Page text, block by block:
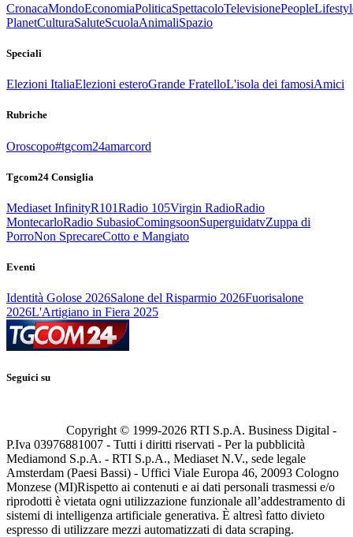
CronacaMondoEconomiaPoliticaSpettacoloTelevisionePeople
PlanetCulturaSaluteScuolaAnimaliSpazio
Speciali
Elezioni ItaliaElezioni esteroGrande FratelloL'isola dei famosiAmici
Rubriche
Oroscopo#tgcom24amarcord
Tgcom24 Consiglia
Mediaset InfinityR101Radio 105Virgin RadioRadio
MontecarloRadio SubasioComingsoonSuperguidatvZuppa di
PorroNon SprecareCotto e Mangiato
Eventi
Identità Golose 2026Salone del Risparmio 2026Fuorisalone
2026L'Artigiano in Fiera 2025
Seguici su
Copyright © 1999-2026 RTI S.p.A. Business Digital -
P.Iva 03976881007 - Tutti i diritti riservati - Per la pubblicità
Mediamond S.p.A. - RTI S.p.A., Mediaset N.V., sede legale
Amsterdam (Paesi Bassi) - Uffici Viale Europa 46, 20093 Cologno
Monzese (MI)Rispetto ai contenuti e ai dati personali trasmessi e/o
riprodotti è vietata ogni utilizzazione funzionale all’addestramento di
sistemi di intelligenza artificiale generativa. È altresì fatto divieto
espresso di utilizzare mezzi automatizzati di data scraping.